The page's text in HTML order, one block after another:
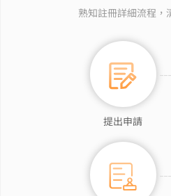
熟知註冊詳細流程，
提出申請